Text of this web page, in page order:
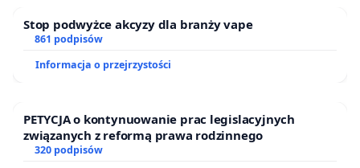
Stop podwyżce akcyzy dla branży vape
861 podpisów
Informacja o przejrzystości
PETYCJA o kontynuowanie prac legislacyjnych
związanych z reformą prawa rodzinnego
320 podpisów